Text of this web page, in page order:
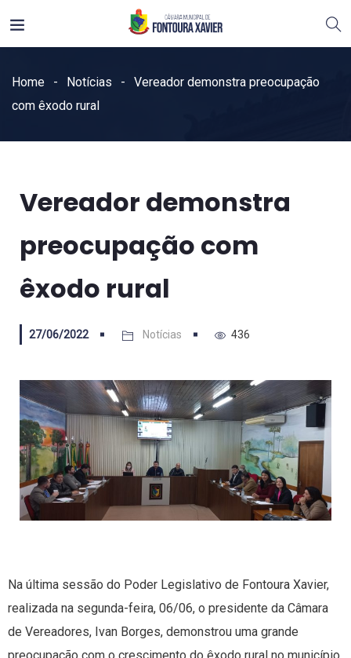
Home Notícias
Vereador demonstra preocupação
com êxodo rural
Vereador demonstra
preocupação com
êxodo rural
27/06/2022 Notícias 436
Na última sessão do Poder Legislativo de Fontoura Xavier,
realizada na segunda-feira, 06/06, o presidente da Câmara
de Vereadores, Ivan Borges, demonstrou uma grande